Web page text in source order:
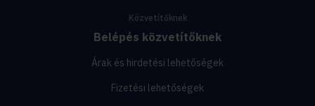
Közvetítőknek
Belépés közvetítőknek
Árak és hirdetési lehetőségek
Fizetési lehetőségek